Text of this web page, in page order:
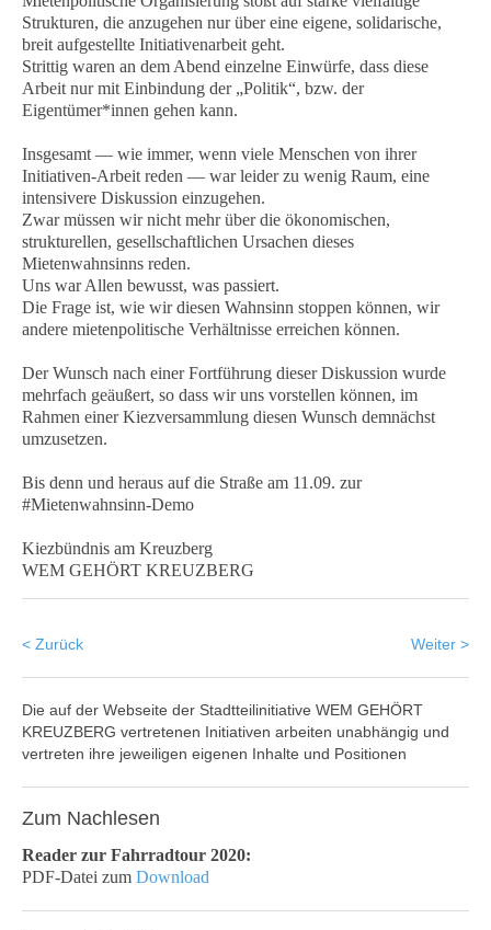
Strukturen, die anzugehen nur über eine eigene, solidarische,
breit aufgestellte Initiativenarbeit geht.
Strittig waren an dem Abend einzelne Einwürfe, dass diese
Arbeit nur mit Einbindung der „Politik“, bzw. der
Eigentümer*innen gehen kann.
Insgesamt — wie immer, wenn viele Menschen von ihrer
Initiativen-Arbeit reden — war leider zu wenig Raum, eine
intensivere Diskussion einzugehen.
Zwar müssen wir nicht mehr über die ökonomischen,
strukturellen, gesellschaftlichen Ursachen dieses
Mietenwahnsinns reden.
Uns war Allen bewusst, was passiert.
Die Frage ist, wie wir diesen Wahnsinn stoppen können, wir
andere mietenpolitische Verhältnisse erreichen können.
Der Wunsch nach einer Fortführung dieser Diskussion wurde
mehrfach geäußert, so dass wir uns vorstellen können, im
Rahmen einer Kiezversammlung diesen Wunsch demnächst
umzusetzen.
Bis denn und heraus auf die Straße am 11.09. zur
#Mietenwahnsinn-Demo
Kiezbündnis am Kreuzberg
WEM GEHÖRT KREUZBERG
< Zurück Weiter >
Die auf der Webseite der Stadtteilinitiative WEM GEHÖRT
KREUZBERG vertretenen Initiativen arbeiten unabhängig und
vertreten ihre jeweiligen eigenen Inhalte und Positionen
Zum Nachlesen
Reader zur Fahrradtour 2020:
PDF-Datei zum Download